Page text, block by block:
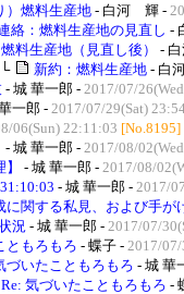
）燃料生産地- 白河 輝 -
絡：燃料生産地の見直し -
燃料生産地（見直し後） -
└
新約：燃料生産地 - 白
- 城 華一郎 - 2017/07/
一郎 - 2017/07/29(Sat)
06(Sun) 22:11:03 [No.8195]
- 城 華一郎 - 2017/08/
- 城 華一郎 - 2017/08/
- 城 華一郎 - 2017/
に関する私見、および手が
況 - 城 華一郎 - 2017/07/
ともろもろ - 蝶子 - 2017/
づいたこともろもろ - 城 華
Re: 気づいたこともろもろ -